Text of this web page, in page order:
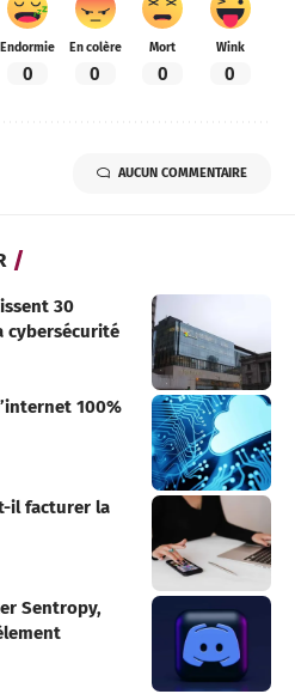
Endormie
0
En colère
0
Mort
0
Wink
0
AUCUN COMMENTAIRE
30
cybersécurité
100%
il facturer la
Sentropy,